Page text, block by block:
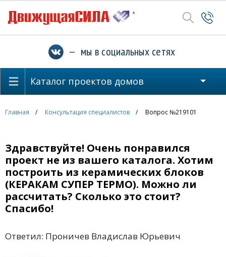
— мы в социальных сетях
Каталог проектов домов
Главная Консультация специалистов Вопрос №219101
Здравствуйте! Очень понравился
проект не из вашего каталога. Хотим
построить из керамических блоков
(КЕРАКАМ СУПЕР ТЕРМО). Можно ли
рассчитать? Сколько это стоит?
Спасибо!
Ответил: Проничев Владислав Юрьевич